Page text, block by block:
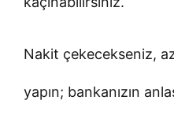
Nakit çekecekseniz,
yapın; bankanızın